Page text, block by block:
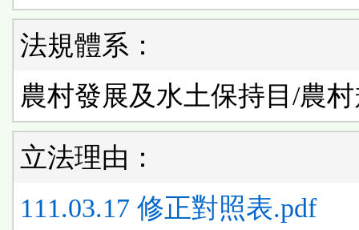
法規體系：
農村發展及水土保持目/農
立法理由：
111.03.17 修正對照表.pdf